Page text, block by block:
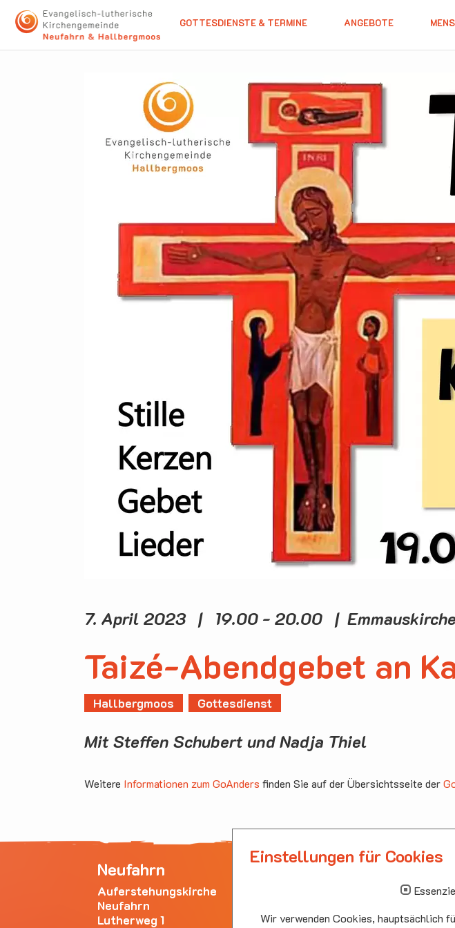
GOTTESDIENSTE & TERMINE ANGEBOTE
7. April 2023 | 19.00 - 20.00 | Emmauskirche
Taizé-Abendgebet an
Hallbergmoos Gottesdienst
Mit Steffen Schubert und Nadja Thiel
Weitere Informationen zum GoAnders finden Sie auf der Übersichtsseite der
Neufahrn
Auferstehungskirche
Neufahrn
Lutherweg 1
Hallbergmoos
Emmauskirche Hallbergmoos
85399 Hallbergmoos
Einstellungen für Cookies
Wir verwenden Cookies, hauptsächlich